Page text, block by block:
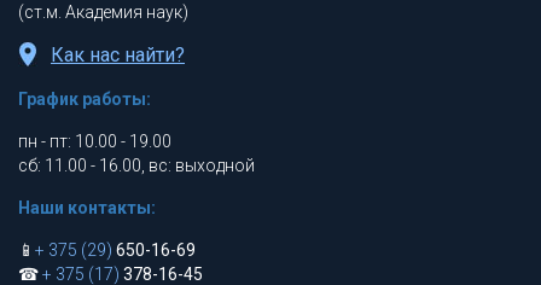
(ст.м. Академия наук)
Как нас найти?
График работы:
пн - пт: 10.00 - 19.00
сб: 11.00 - 16.00, вс: выходной
Наши контакты:
📱 + 375 (29) 650-16-69
☎+ 375 (17) 378-16-45